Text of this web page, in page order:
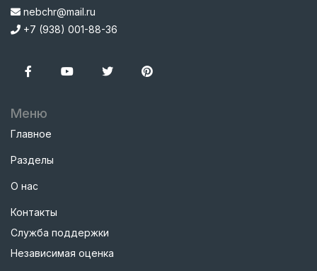
nebchr@mail.ru
+7 (938) 001-88-36
Меню
Главное
Разделы
О нас
Контакты
Служба поддержки
Независимая оценка